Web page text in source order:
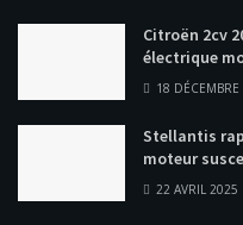
Citroën 2cv
électrique
18
Stellantis
moteur
22 AVRIL 2025